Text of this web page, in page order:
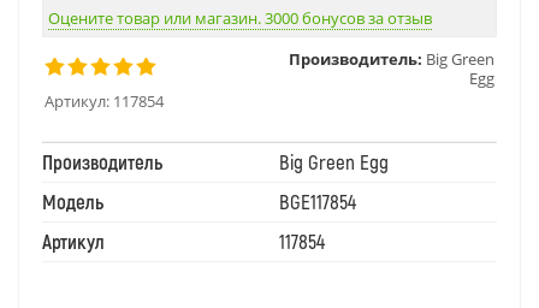
Оцените товар или магазин. 3000 бонусов за отзыв
Артикул: 117854
Производитель: Big Green
Egg
Производитель
Big Green Egg
Модель
BGE117854
Артикул
117854